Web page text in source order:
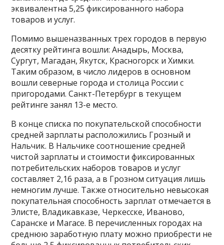
эквивалентна 5,25 фиксированного набора
товаров и услуг.
Помимо вышеназванных трех городов в первую
десятку рейтинга вошли: Анадырь, Москва,
Сургут, Магадан, Якутск, Красногорск и Химки.
Таким образом, в число лидеров в основном
вошли северные города и столица России с
пригородами. Санкт-Петербург в текущем
рейтинге занял 13-е место.
В конце списка по покупательской способности
средней зарплаты расположились Грозный и
Нальчик. В Нальчике соотношение средней
чистой зарплаты и стоимости фиксированных
потребительских наборов товаров и услуг
составляет 2,16 раза, а в Грозном ситуация лишь
немногим лучше. Также относительно невысокая
покупательная способность зарплат отмечается в
Элисте, Владикавказе, Черкесске, Иваново,
Саранске и Магасе. В перечисленных городах на
среднюю заработную плату можно приобрести не